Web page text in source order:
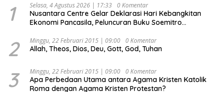
1 Selasa, 4 Agustus 2026 | 17:33 0 Komentar
Nusantara Centre Gelar Deklarasi Hari Kebangkitan
Ekonomi Pancasila, Peluncuran Buku Soemitro
Ekonomi Politik Indonesia) & Simposium Nasional
“Urgensi Undang-Undang Perekonomian Nasional dan
Indonesia Emas 2045”,
2 Minggu, 22 Februari 2015 | 09:00 0 Komentar
Allah, Theos, Dios, Deu, Gott, God, Tuhan
3 Minggu, 22 Februari 2015 | 09:00 0 Komentar
Apa Perbedaan Utama antara Agama Kristen Katolik
Roma dengan Agama Kristen Protestan?